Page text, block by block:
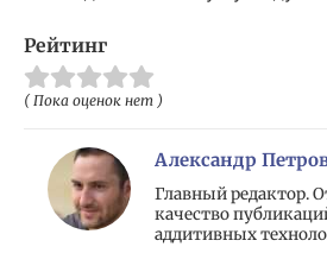
Рейтинг
( Пока оценок нет )
Александр
Главный редактор.
качество
аддитивных